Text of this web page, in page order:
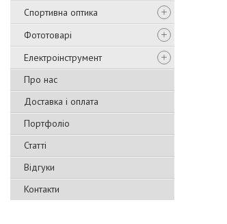
Спортивна оптика
Фототоварі
Електроінструмент
Про нас
Доставка і оплата
Портфоліо
Статті
Відгуки
Контакти